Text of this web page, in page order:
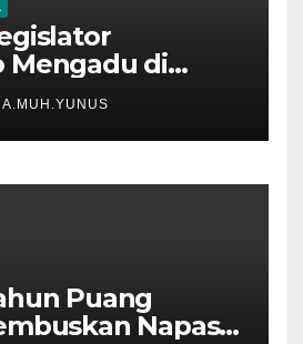
Mengadu di
A.MUH.YUNUS
Puang
Napas